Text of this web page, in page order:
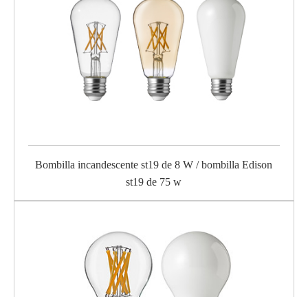
Bombilla incandescente st19 de 8 W / bombilla Edison
st19 de 75 w